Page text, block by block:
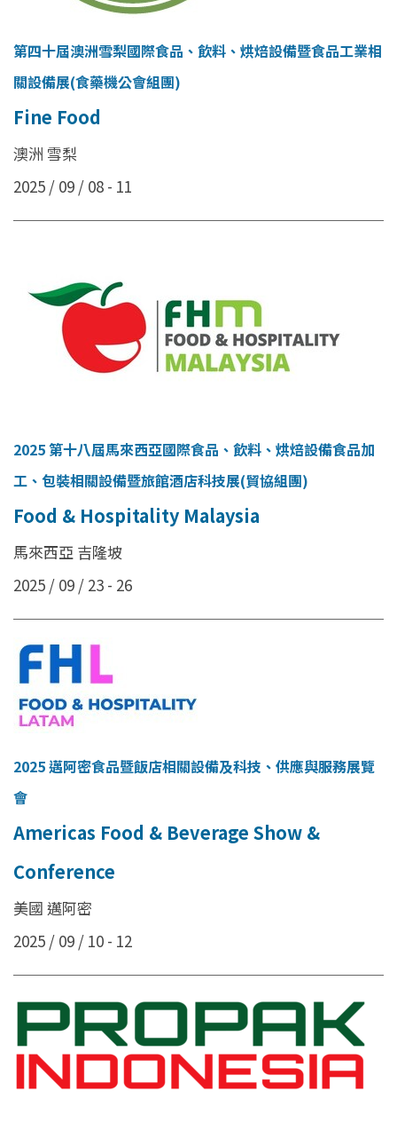
第四十屆澳洲雪梨國際食品、飲料、烘焙設備暨食品工業相
關設備展(食藥機公會組團)
Fine Food
澳洲 雪梨
2025 / 09 / 08 - 11
2025 第十八屆馬來西亞國際食品、飲料、烘焙設備食品加
工、包裝相關設備暨旅館酒店科技展(貿協組團)
Food & Hospitality Malaysia
馬來西亞 吉隆坡
2025 / 09 / 23 - 26
2025 邁阿密食品暨飯店相關設備及科技、供應與服務展覽
會
Americas Food & Beverage Show &
Conference
美國 邁阿密
2025 / 09 / 10 - 12